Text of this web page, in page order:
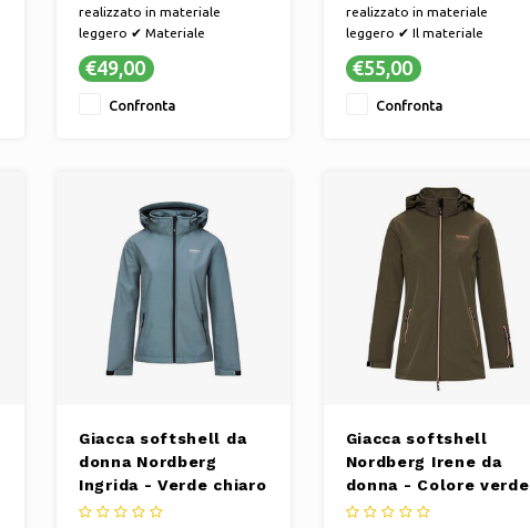
realizzato in materiale
leggero ✔ Materiale
confortevole e traspirante ✔
Il materiale elasticizzato
€49,00
Confronta
realizzato in materiale
leggero ✔ Il materiale
elasticizzato garantisce una
vestibilità comoda e la
€55,00
Confronta
Giacca softshell da
donna Nordberg
Ingrida - Verde chiaro
Giacca softshell
Nordberg Irene da
donna - Colore verde
militare